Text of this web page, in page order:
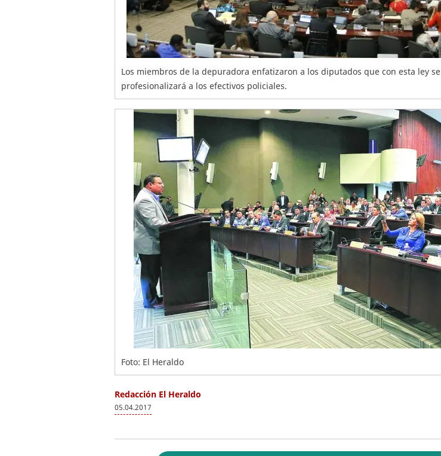
Los miembros de la depuradora enfatizaron a los diputados que con esta ley se
profesionalizará a los efectivos policiales.
Foto: El Heraldo
Redacción El Heraldo
05.04.2017